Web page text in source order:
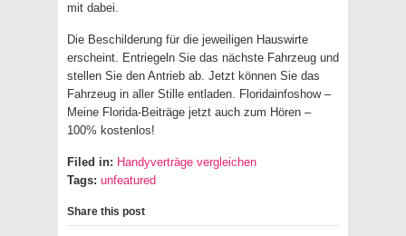
mit dabei.
Die Beschilderung für die jeweiligen Hauswirte
erscheint. Entriegeln Sie das nächste Fahrzeug und
stellen Sie den Antrieb ab. Jetzt können Sie das
Fahrzeug in aller Stille entladen. Floridainfoshow –
Meine Florida-Beiträge jetzt auch zum Hören –
100% kostenlos!
Filed in: Handyverträge vergleichen
Tags: unfeatured
Share this post